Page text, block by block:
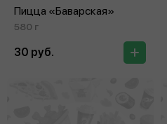
Пицца «Баварская»
580 г
30 руб.